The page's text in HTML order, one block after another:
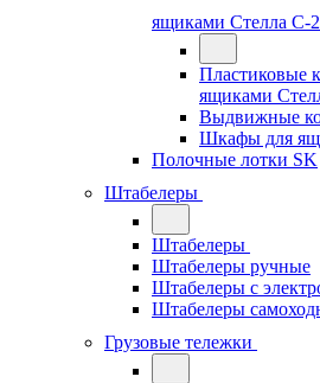
ящиками Стелла С-2
Пластиковые
ящиками
Выдвижные
Шкафы для
Полочные лотки SK
Штабелеры
Штабелеры
Штабелеры ручные
Штабелеры с
Штабелеры
Грузовые тележки